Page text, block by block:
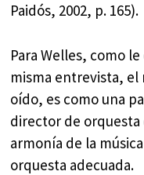
Paidós, 2002, p. 165).
Para Welles, como
misma entrevista,
oído, es como una
director de
armonía de la
orquesta adecuada.